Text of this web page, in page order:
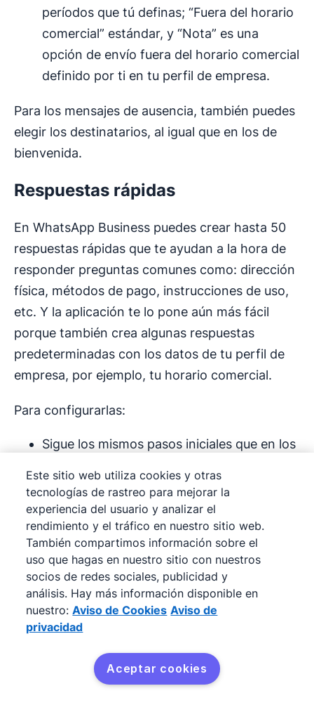
períodos que tú definas; “Fuera del horario
comercial” estándar, y “Nota” es una
opción de envío fuera del horario comercial
definido por ti en tu perfil de empresa.
Para los mensajes de ausencia, también puedes
elegir los destinatarios, al igual que en los de
bienvenida.
Respuestas rápidas
En WhatsApp Business puedes crear hasta 50
respuestas rápidas que te ayudan a la hora de
responder preguntas comunes como: dirección
física, métodos de pago, instrucciones de uso,
etc. Y la aplicación te lo pone aún más fácil
porque también crea algunas respuestas
predeterminadas con los datos de tu perfil de
empresa, por ejemplo, tu horario comercial.
Para configurarlas:
Sigue los mismos pasos iniciales que en los
opciones” (Android) o “Configuración”
(iOS), luego en “Herramientas para la
empresa” y en “Respuestas rápidas”.
Haz clic en el ícono de “añadir” y luego en
“Mensaje” para ir creándolas. Atención: si
vas a usarlas desde WhatsApp web o
Escritorio, no podrás insertar archivos
Haz clic en “Atajo” para definir un atajo en
Obtén Pipedrive gratis
Este sitio web utiliza cookies y otras
tecnologías de rastreo para mejorar la
experiencia del usuario y analizar el
rendimiento y el tráfico en nuestro sitio web.
También compartimos información sobre el
uso que hagas en nuestro sitio con nuestros
socios de redes sociales, publicidad y
análisis. Hay más información disponible en
nuestro: Aviso de Cookies Aviso de
privacidad
Aceptar cookies